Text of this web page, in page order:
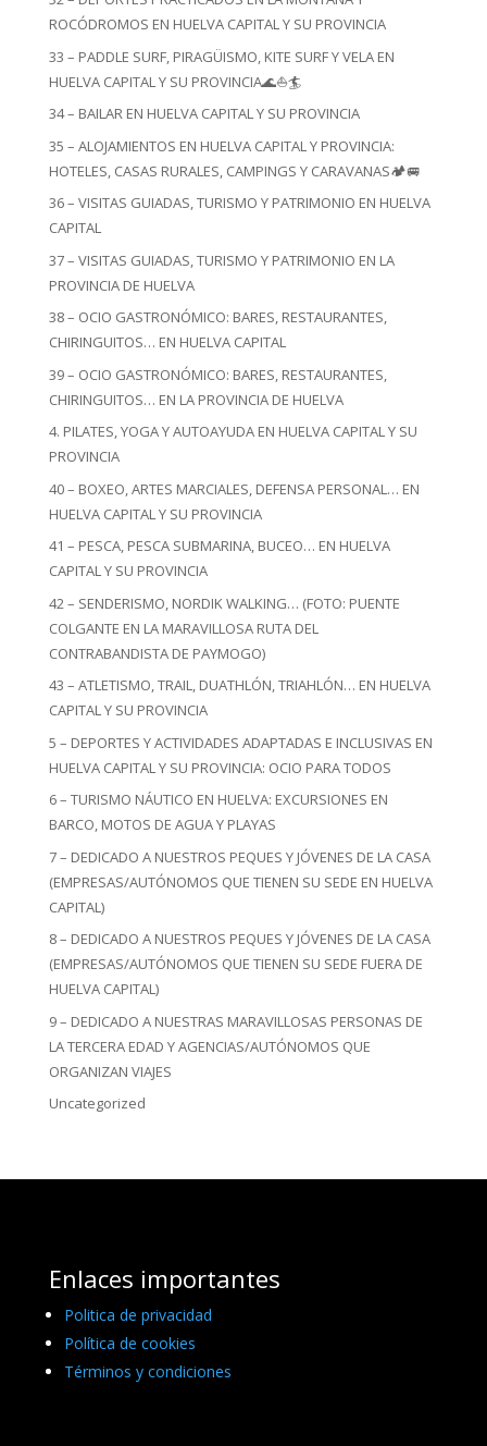
ROCÓDROMOS EN HUELVA CAPITAL Y SU PROVINCIA
33 – PADDLE SURF, PIRAGÜISMO, KITE SURF Y VELA EN
HUELVA CAPITAL Y SU PROVINCIA🌊⛵🏄
34 – BAILAR EN HUELVA CAPITAL Y SU PROVINCIA
35 – ALOJAMIENTOS EN HUELVA CAPITAL Y PROVINCIA:
HOTELES, CASAS RURALES, CAMPINGS Y CARAVANAS🏕️🚐
36 – VISITAS GUIADAS, TURISMO Y PATRIMONIO EN HUELVA
CAPITAL
37 – VISITAS GUIADAS, TURISMO Y PATRIMONIO EN LA
PROVINCIA DE HUELVA
38 – OCIO GASTRONÓMICO: BARES, RESTAURANTES,
CHIRINGUITOS… EN HUELVA CAPITAL
39 – OCIO GASTRONÓMICO: BARES, RESTAURANTES,
CHIRINGUITOS… EN LA PROVINCIA DE HUELVA
4. PILATES, YOGA Y AUTOAYUDA EN HUELVA CAPITAL Y SU
PROVINCIA
40 – BOXEO, ARTES MARCIALES, DEFENSA PERSONAL… EN
HUELVA CAPITAL Y SU PROVINCIA
41 – PESCA, PESCA SUBMARINA, BUCEO… EN HUELVA
CAPITAL Y SU PROVINCIA
42 – SENDERISMO, NORDIK WALKING… (FOTO: PUENTE
COLGANTE EN LA MARAVILLOSA RUTA DEL
CONTRABANDISTA DE PAYMOGO)
43 – ATLETISMO, TRAIL, DUATHLÓN, TRIAHLÓN… EN HUELVA
CAPITAL Y SU PROVINCIA
5 – DEPORTES Y ACTIVIDADES ADAPTADAS E INCLUSIVAS EN
HUELVA CAPITAL Y SU PROVINCIA: OCIO PARA TODOS
6 – TURISMO NÁUTICO EN HUELVA: EXCURSIONES EN
BARCO, MOTOS DE AGUA Y PLAYAS
7 – DEDICADO A NUESTROS PEQUES Y JÓVENES DE LA CASA
(EMPRESAS/AUTÓNOMOS QUE TIENEN SU SEDE EN HUELVA
CAPITAL)
8 – DEDICADO A NUESTROS PEQUES Y JÓVENES DE LA CASA
(EMPRESAS/AUTÓNOMOS QUE TIENEN SU SEDE FUERA DE
HUELVA CAPITAL)
9 – DEDICADO A NUESTRAS MARAVILLOSAS PERSONAS DE
LA TERCERA EDAD Y AGENCIAS/AUTÓNOMOS QUE
ORGANIZAN VIAJES
Uncategorized
Enlaces importantes
Politica de privacidad
Política de cookies
Términos y condiciones